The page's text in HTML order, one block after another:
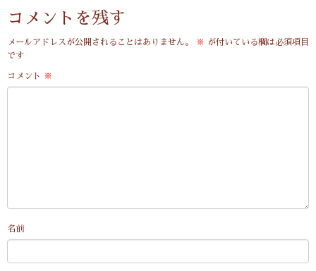
コメントを残す
メールアドレスが公開されることはありません。 ※ が付いている欄は必須項目
です
コメント ※
名前